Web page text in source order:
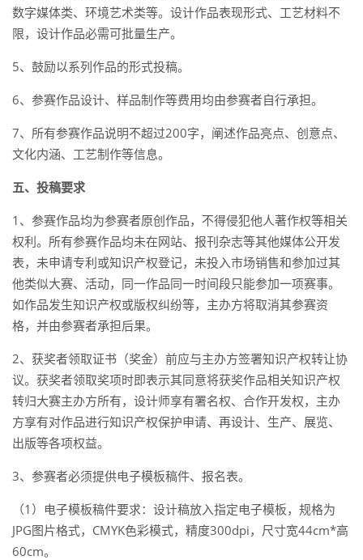
数字媒体类、环境艺术类等。设计作品表现形式、工艺材料不
限，设计作品必需可批量生产。
5、鼓励以系列作品的形式投稿。
6、参赛作品设计、样品制作等费用均由参赛者自行承担。
7、所有参赛作品说明不超过200字，阐述作品亮点、创意点、
文化内涵、工艺制作等信息。
五、投稿要求
1、参赛作品均为参赛者原创作品，不得侵犯他人著作权等相关
权利。所有参赛作品均未在网站、报刊杂志等其他媒体公开发
表，未申请专利或知识产权登记，未投入市场销售和参加过其
他类似大赛、活动，同一作品同一时间段只能参加一项赛事。
如作品发生知识产权或版权纠纷等，主办方将取消其参赛资
格，并由参赛者承担后果。
2、获奖者领取证书（奖金）前应与主办方签署知识产权转让协
议。获奖者领取奖项时即表示其同意将获奖作品相关知识产权
转归大赛主办方所有，设计师享有署名权、合作开发权，主办
方享有对作品进行知识产权保护申请、再设计、生产、展览、
出版等各项权益。
3、参赛者必须提供电子模板稿件、报名表。
（1）电子模板稿件要求：设计稿放入指定电子模板，规格为
JPG图片格式，CMYK色彩模式，精度300dpi，尺寸宽44cm*高
60cm。